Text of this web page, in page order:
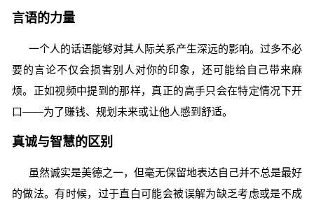
言语的力量
一个人的话语能够对其人际关系产生深远的影响。过多不必
要的言论不仅会损害别人对你的印象，还可能给自己带来麻
烦。正如视频中提到的那样，真正的高手只会在特定情况下开
口——为了赚钱、规划未来或让他人感到舒适。
真诚与智慧的区别
虽然诚实是美德之一，但毫无保留地表达自己并不总是最好
的做法。有时候，过于直白可能会被误解为缺乏考虑或是不成